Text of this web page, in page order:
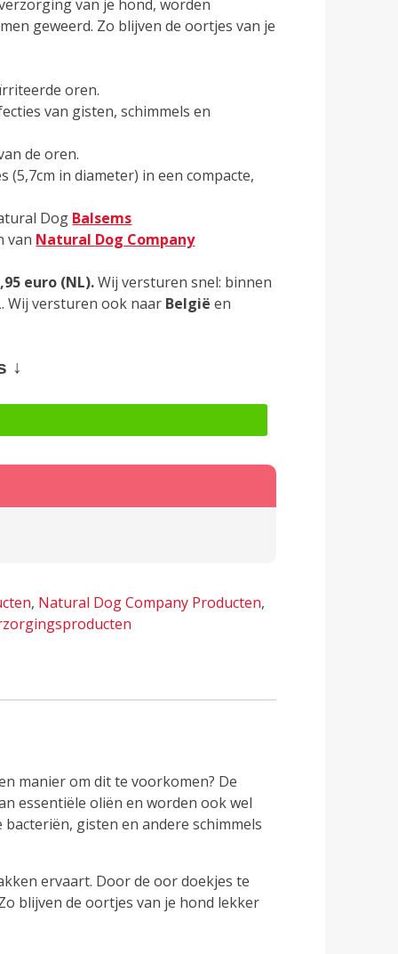
van je hond, worden
geweerd. Zo blijven de oortjes van je
oren.
van gisten, schimmels en
de oren.
(5,7cm in diameter) in een compacte,
Dog Balsems
van Natural Dog Company
euro (NL).Wij versturen snel: binnen
Wij versturen ook naar België en
↓
, Natural Dog Company Producten,
manier om dit te voorkomen? De
essentiële oliën en worden ook wel
gisten en andere schimmels
ervaart. Door de oor doekjes te
blijven de oortjes van je hond lekker